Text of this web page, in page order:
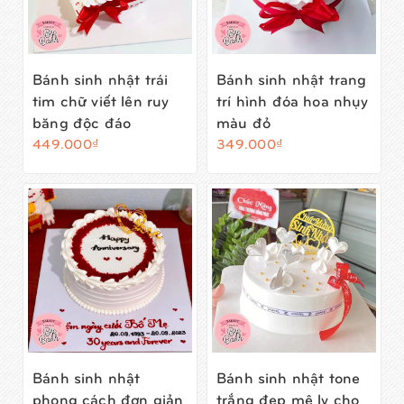
Bánh sinh nhật trái
tim chữ viết lên ruy
băng độc đáo
449.000₫
Bánh sinh nhật trang
trí hình đóa hoa nhụy
màu đỏ
349.000₫
Bánh sinh nhật
phong cách đơn giản
Bánh sinh nhật tone
trắng đẹp mê ly cho